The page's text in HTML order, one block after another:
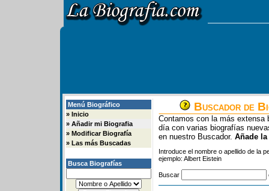
Menú Biográfico
» Inicio
» Añadir mi Biografia
» Modificar Biografía
» Las más Buscadas
Busca Biografías
Buscador de
Contamos con la más extensa
día con varias biografías
en nuestro Buscador. Añade
Introduce el nombre o apellido de la
ejemplo: Albert Eistein
Buscar